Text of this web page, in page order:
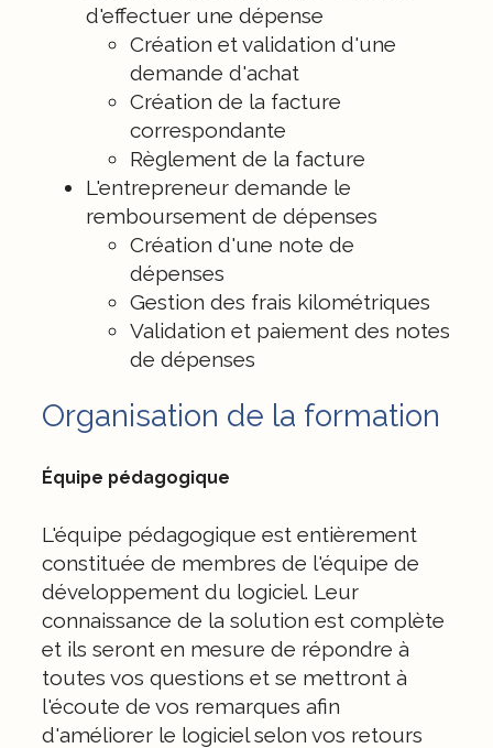
d'effectuer une dépense
Création et validation d'une
demande d'achat
Création de la facture
correspondante
Règlement de la facture
L'entrepreneur demande le
remboursement de dépenses
Création d'une note de
dépenses
Gestion des frais kilométriques
Validation et paiement des notes
de dépenses
Organisation de la formation
Équipe pédagogique
L'équipe pédagogique est entièrement
constituée de membres de l'équipe de
développement du logiciel. Leur
connaissance de la solution est complète
et ils seront en mesure de répondre à
toutes vos questions et se mettront à
l'écoute de vos remarques afin
d'améliorer le logiciel selon vos retours